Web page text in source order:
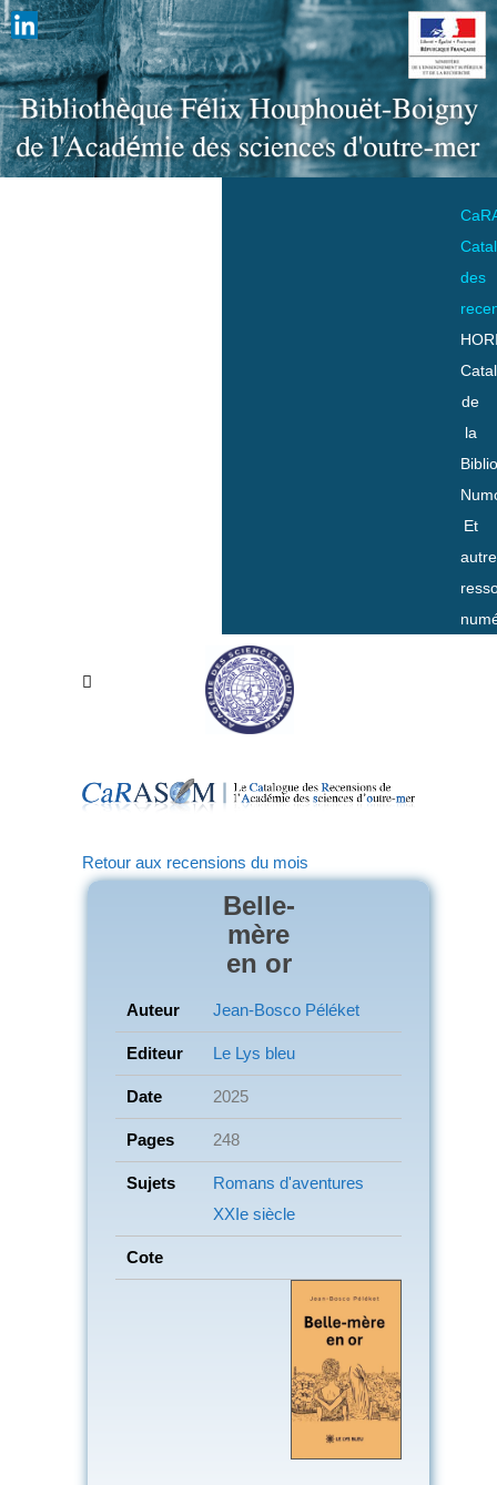
des
de
la
Et
Retour aux recensions du mois
Belle-
mère
en or
Auteur Jean-Bosco Péléket
Editeur Le Lys bleu
Date 2025
Pages 248
Sujets
Romans d'aventures
XXIe siècle
Cote